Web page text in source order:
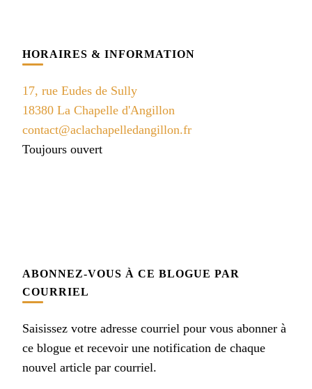
HORAIRES & INFORMATION
17, rue Eudes de Sully
18380 La Chapelle d'Angillon
contact@aclachapelledangillon.fr
Toujours ouvert
ABONNEZ-VOUS À CE BLOGUE PAR
COURRIEL
Saisissez votre adresse courriel pour vous abonner à
ce blogue et recevoir une notification de chaque
nouvel article par courriel.